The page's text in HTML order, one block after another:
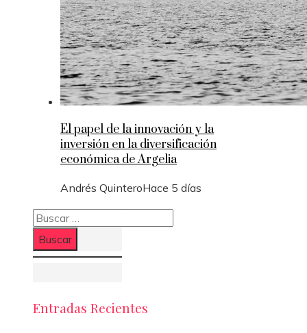
El papel de la innovación y la
inversión en la diversificación
económica de Argelia
Andrés QuinteroHace 5 días
Buscar:
Entradas Recientes